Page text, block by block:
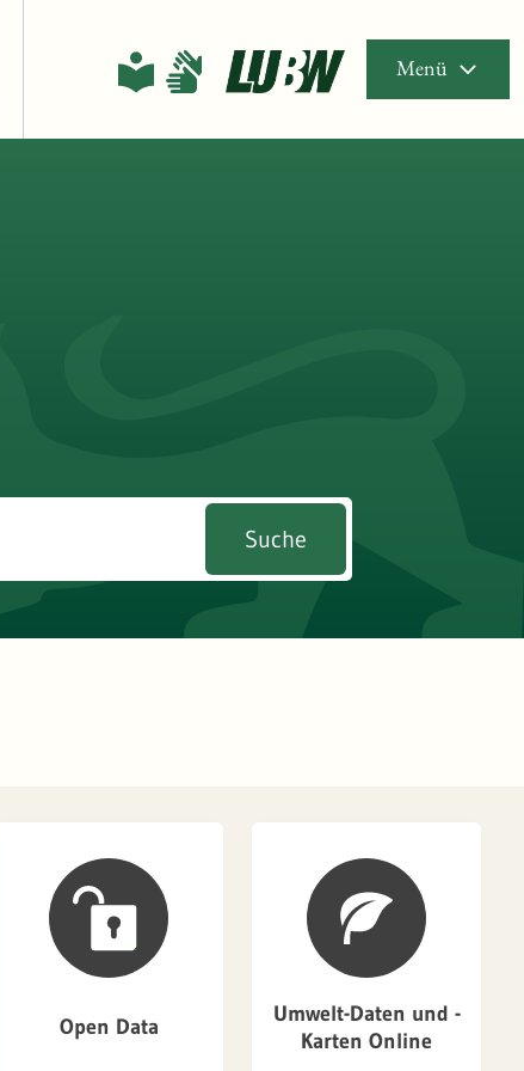
Menü
Suche
Open Data
Umwelt-Daten und -
Karten Online